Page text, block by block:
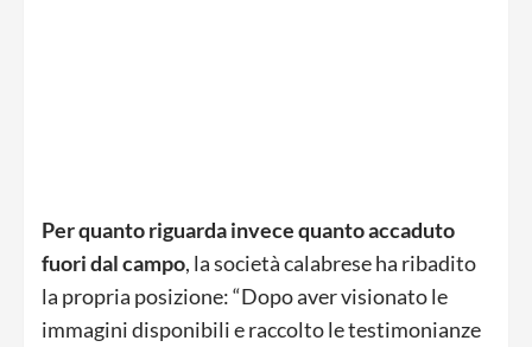
Per quanto riguarda invece quanto accaduto
fuori dal campo, la società calabrese ha ribadito
la propria posizione: “Dopo aver visionato le
immagini disponibili e raccolto le testimonianze